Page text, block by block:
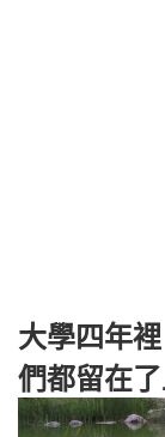
大學四年
們都留在了